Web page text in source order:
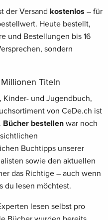
der Versand kostenlos – für
Heute bestellt,
und Bestellungen bis 16
sondern
Titeln
Kinder- und Jugendbuch,
von CeDe.ch ist
Bücher bestellen war noch
Buchtipps unserer
sowie den aktuellen
das Richtige – auch wenn
du lesen möchtest.
lesen selbst pro